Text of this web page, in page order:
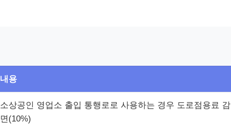
내용
소상공인 영업소 출입 통행로로 사용하는 경우 도로점용료 감
면(10%)